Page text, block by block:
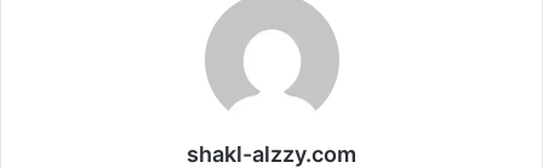
shakl-alzzy.com